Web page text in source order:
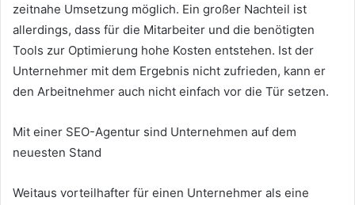
zeitnahe Umsetzung möglich. Ein großer Nachteil ist
allerdings, dass für die Mitarbeiter und die benötigten
Tools zur Optimierung hohe Kosten entstehen. Ist der
Unternehmer mit dem Ergebnis nicht zufrieden, kann er
den Arbeitnehmer auch nicht einfach vor die Tür setzen.
Mit einer SEO-Agentur sind Unternehmen auf dem
neuesten Stand
Weitaus vorteilhafter für einen Unternehmer als eine